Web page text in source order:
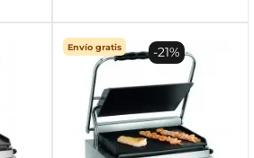
Envío gratis -21%